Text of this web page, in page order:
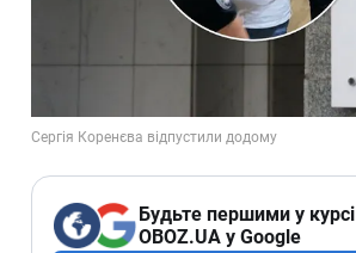
Будьте першими у
OBOZ.UA у Google